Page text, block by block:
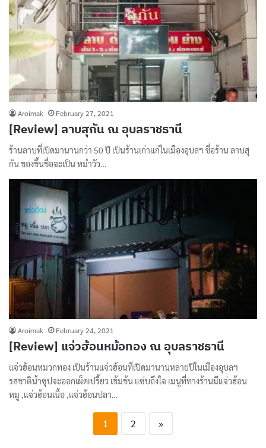
Aroimak February 27, 2021
[Review] ลาบสุกัน ณ อุบลราชธานี
ร้านลาบที่เปิดมานานกว่า 50 ปี เป็นร้านเก่าแก่ในเมืองอุบลฯ ชื่อร้าน ลาบสุ
กัน ของขึ้นชื่อจะเป็น หม่ำวัว…
Aroimak February 24, 2021
[Review] แจ่วฮ้อนหม้อทอง ณ อุบลราชธานี
แจ่วฮ้อนหมวกทอง เป็นร้านแจ่วฮ้อนที่เปิดมานานหลายปีในเมืองอุบลฯ
รสชาติน้ำซุปจะออกเผ็ดเปรี้ยว เข้มข้น แซ่บถึงใจ เมนูที่ทางร้านมีแจ่วฮ้อน
หมู ,แจ่วฮ้อนเนื้อ ,แจ่วฮ้อนปลา…
1 2 »